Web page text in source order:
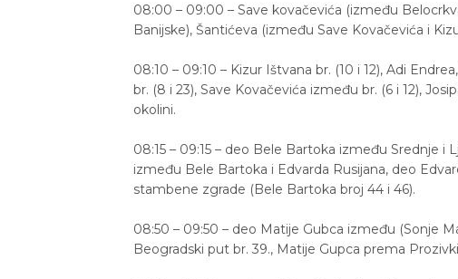
08:00 – 09:00 – Save kovačevića (između
Banijske), Šantićeva (između Save Kovačevića i
08:10 – 09:10 – Kizur Ištvana br. (10 i 12), Adi
br. (8 i 23), Save Kovačevića između br. (6 i 12),
okolini.
08:15 – 09:15 – deo Bele Bartoka između Srednje i
između Bele Bartoka i Edvarda Rusijana, deo
stambene zgrade (Bele Bartoka broj 44 i 46).
08:50 – 09:50 – deo Matije Gubca između (Sonje
Beogradski put br. 39., Matije Gupca prema